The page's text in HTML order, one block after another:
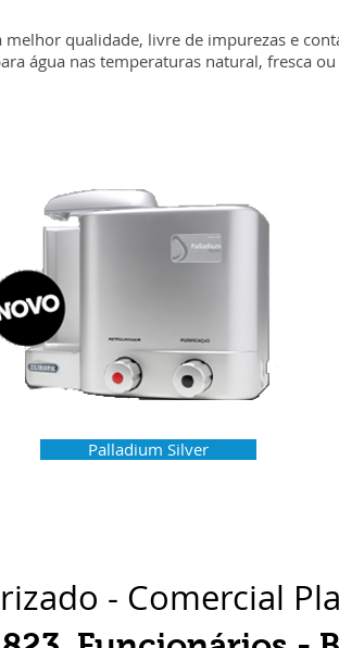
qualidade, livre de impurezas e
água nas temperaturas natural, fresca
Palladium Silver
- Comercial